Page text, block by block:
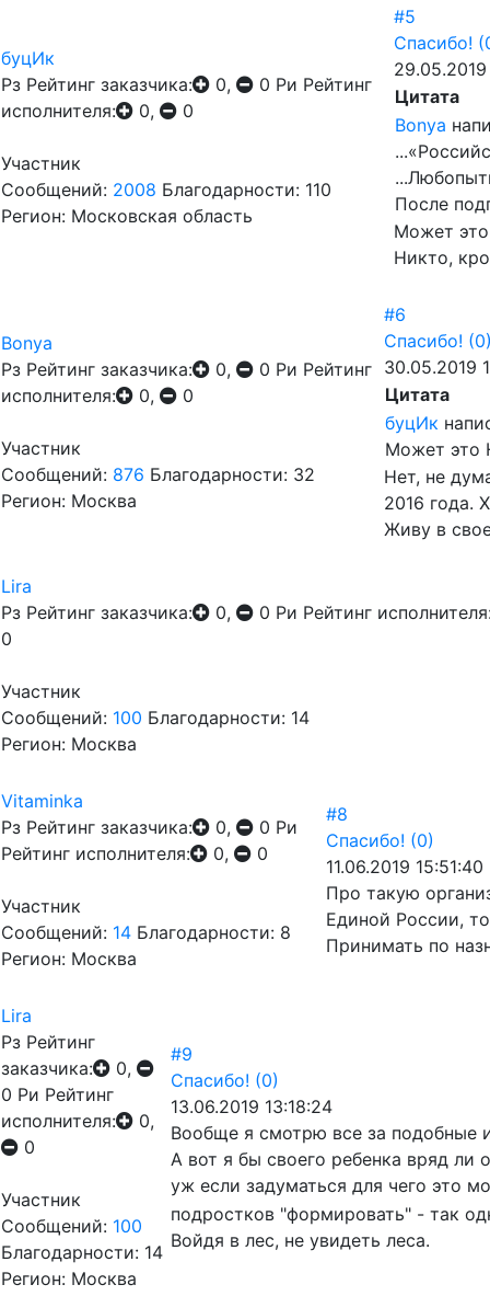
буцИк
Рз Рейтинг заказчика: 0, 0 Ри Рейтинг
исполнителя:
0, 0
Участник
Сообщений: 2008 Благодарности: 110
Регион: Московская область
#5
Спасибо!
Цитата
Bonya
После
Может
Никто,
Bonya
Рз Рейтинг заказчика: 0, 0 Ри Рейтинг
исполнителя:
0, 0
Участник
Сообщений: 876 Благодарности: 32
Регион: Москва
#6
Спасибо!
30.05.2019
Цитата
буцИк
Может
Нет, не
2016 года.
Живу в
Lira
Рз Рейтинг заказчика: 0, 0 Ри Рейтинг
0
Участник
Сообщений: 100 Благодарности: 14
Регион: Москва
Vitaminka
Рз Рейтинг заказчика: 0, 0 Ри
Рейтинг исполнителя:
0, 0
Участник
Сообщений: 14 Благодарности: 8
Регион: Москва
#8
Спасибо! (0)
11.06.2019 15:51:40
Про такую
Единой России,
Принимать по
Lira
Рз Рейтинг
заказчика:
0,
0 Ри Рейтинг
исполнителя:
0,
0
Участник
Сообщений: 100
Благодарности: 14
Регион: Москва
#9
Спасибо! (0)
13.06.2019 13:18:24
Вообще я смотрю все за подобные
А вот я бы своего ребенка вряд ли
уж если задуматься для чего это
подростков "формировать" - так
Войдя в лес, не увидеть леса.